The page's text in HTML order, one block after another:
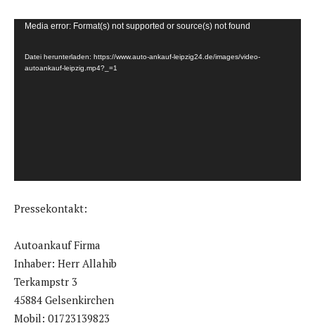
e
Media error: Format(s) not supported or source(s) not found
Datei herunterladen: https://www.auto-ankauf-leipzig24.de/images/video-
autoankauf-leipzig.mp4?_=1
Pressekontakt:
Autoankauf Firma
Inhaber: Herr Allahib
Terkampstr 3
45884 Gelsenkirchen
Mobil: 01723139823